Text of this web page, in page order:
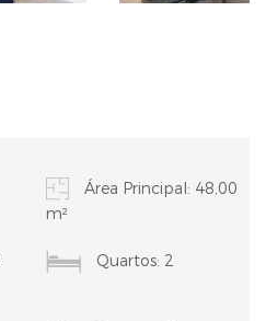
Área Principal: 48,00
m²
Quartos: 2